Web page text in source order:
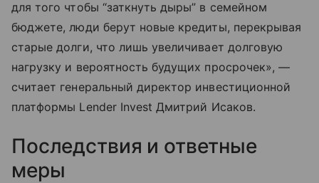
для того чтобы “заткнуть дыры” в семейном
бюджете, люди берут новые кредиты, перекрывая
старые долги, что лишь увеличивает долговую
нагрузку и вероятность будущих просрочек», —
считает генеральный директор инвестиционной
платформы Lender Invest Дмитрий Исаков.
Последствия и ответные
меры